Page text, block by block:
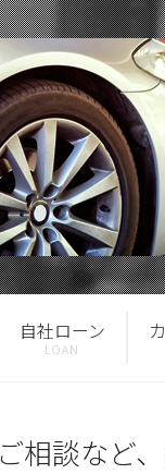
自社ローン
相談など